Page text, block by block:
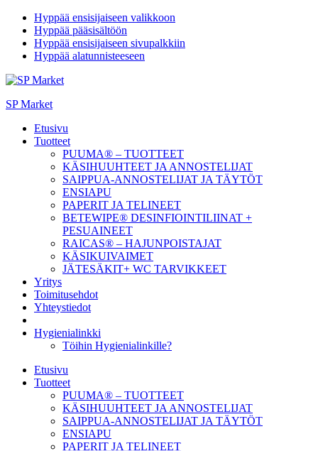
Hyppää ensisijaiseen valikkoon
Hyppää pääsisältöön
Hyppää ensisijaiseen sivupalkkiin
Hyppää alatunnisteeseen
SP Market
Etusivu
Tuotteet
PUUMA® – TUOTTEET
KÄSIHUUHTEET JA ANNOSTELIJAT
SAIPPUA-ANNOSTELIJAT JA TÄYTÖT
ENSIAPU
PAPERIT JA TELINEET
BETEWIPE® DESINFIOINTILIINAT +
PESUAINEET
RAICAS® – HAJUNPOISTAJAT
KÄSIKUIVAIMET
JÄTESÄKIT+ WC TARVIKKEET
Yritys
Toimitusehdot
Yhteystiedot
Hygienialinkki
Töihin Hygienialinkille?
Etusivu
Tuotteet
PUUMA® – TUOTTEET
KÄSIHUUHTEET JA ANNOSTELIJAT
SAIPPUA-ANNOSTELIJAT JA TÄYTÖT
ENSIAPU
PAPERIT JA TELINEET